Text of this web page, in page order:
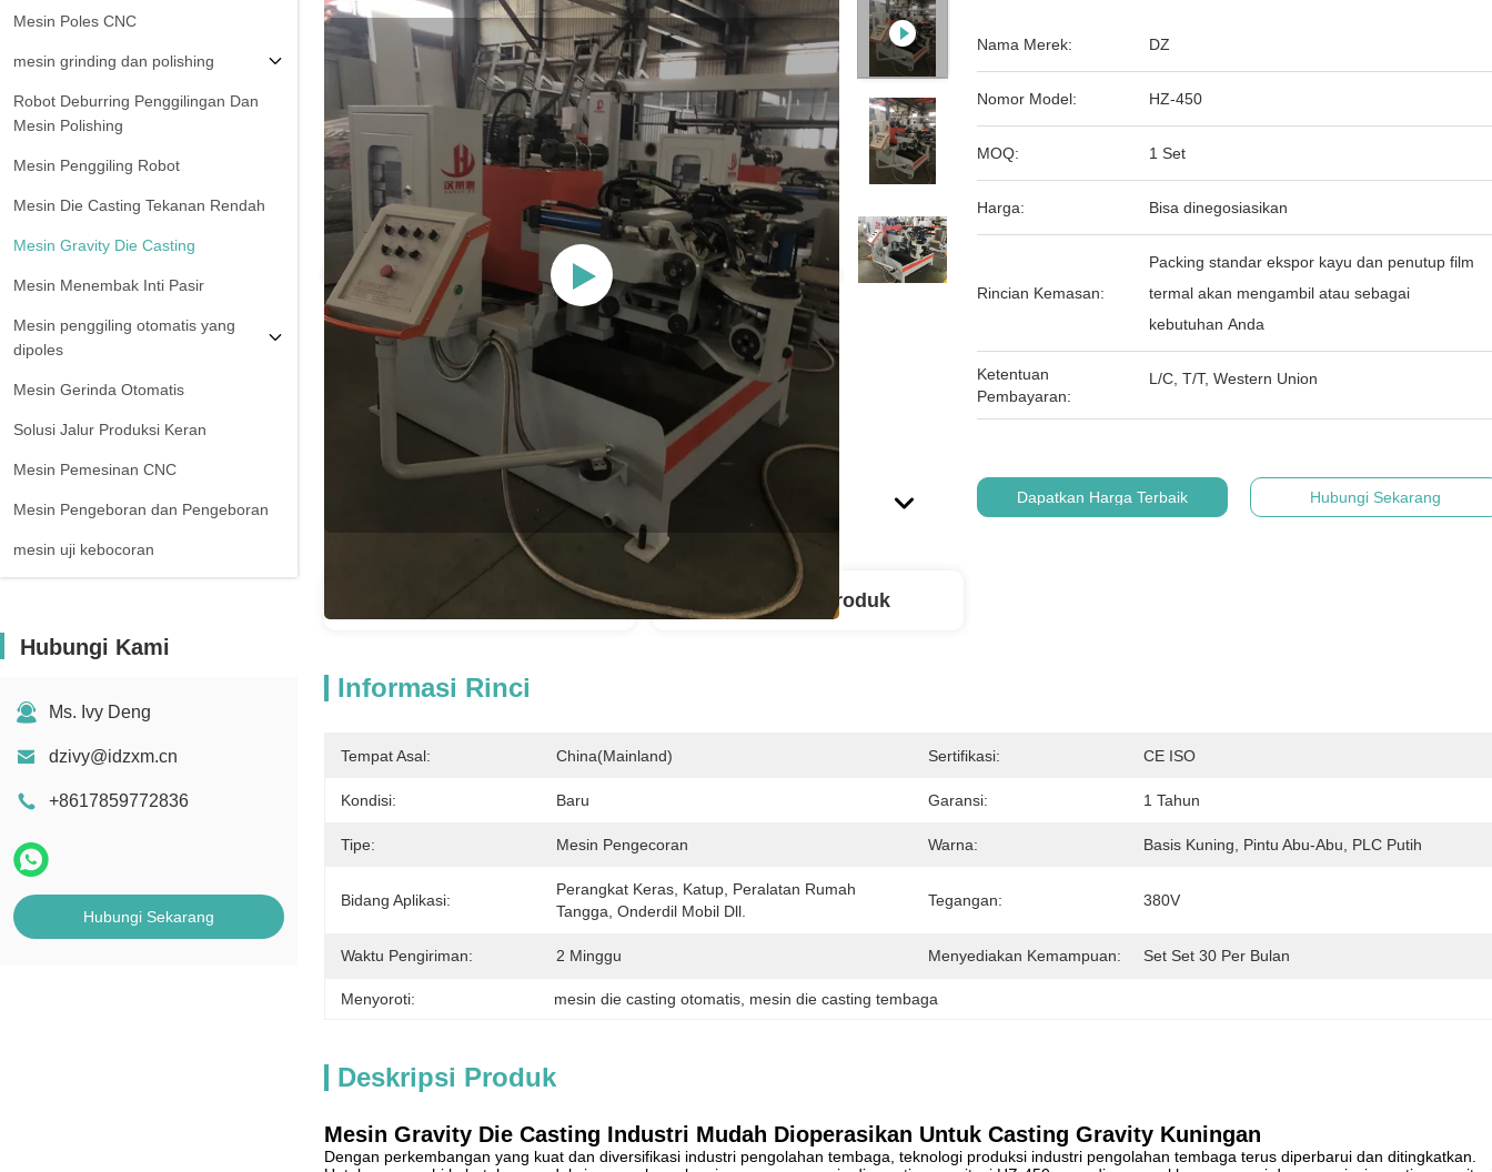
Mesin Poles CNC
mesin grinding dan polishing
Robot Deburring Penggilingan Dan
Mesin Polishing
Mesin Penggiling Robot
Mesin Die Casting Tekanan Rendah
Mesin Gravity Die Casting
Mesin Menembak Inti Pasir
Mesin penggiling otomatis yang
dipoles
Mesin Gerinda Otomatis
Solusi Jalur Produksi Keran
Mesin Pemesinan CNC
Mesin Pengeboran dan Pengeboran
mesin uji kebocoran
Hubungi Kami
Ms. Ivy Deng
dzivy@idzxm.cn
+8617859772836
Hubungi Sekarang
Nama Merek: DZ
Nomor Model: HZ-450
MOQ: 1 Set
Harga: Bisa dinegosiasikan
Rincian Kemasan:
Packing standar ekspor kayu dan penutup film
termal akan mengambil atau sebagai
kebutuhan Anda
Ketentuan
Pembayaran:
L/C, T/T, Western Union
Dapatkan Harga Terbaik Hubungi Sekarang
Deskripsi Produk
Informasi Rinci
Tempat Asal: China(Mainland) Sertifikasi: CE ISO
Kondisi: Baru Garansi: 1 Tahun
Tipe: Mesin Pengecoran Warna: Basis Kuning, Pintu Abu-Abu, PLC Putih
Bidang Aplikasi:
Perangkat Keras, Katup, Peralatan Rumah
Tangga, Onderdil Mobil Dll.
Tegangan: 380V
Waktu Pengiriman: 2 Minggu Menyediakan Kemampuan: Set Set 30 Per Bulan
Menyoroti: mesin die casting otomatis mesin die casting tembaga
Deskripsi Produk
Mesin Gravity Die Casting Industri Mudah Dioperasikan Untuk Casting Gravity Kuningan
Dengan perkembangan yang kuat dan diversifikasi industri pengolahan tembaga, teknologi produksi industri pengolahan tembaga terus diperbarui dan ditingkatkan.